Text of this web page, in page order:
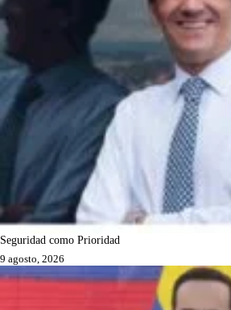
Seguridad como Prioridad
9 agosto, 2026